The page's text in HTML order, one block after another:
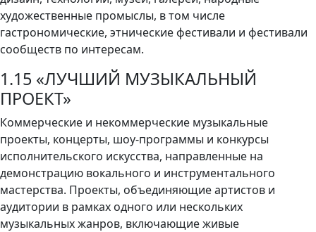
художественные промыслы, в том числе
гастрономические, этнические фестивали и фестивали
сообществ по интересам.
1.15 «ЛУЧШИЙ МУЗЫКАЛЬНЫЙ
ПРОЕКТ»
Коммерческие и некоммерческие музыкальные
проекты, концерты, шоу-программы и конкурсы
исполнительского искусства, направленные на
демонстрацию вокального и инструментального
мастерства. Проекты, объединяющие артистов и
аудитории в рамках одного или нескольких
музыкальных жанров, включающие живые